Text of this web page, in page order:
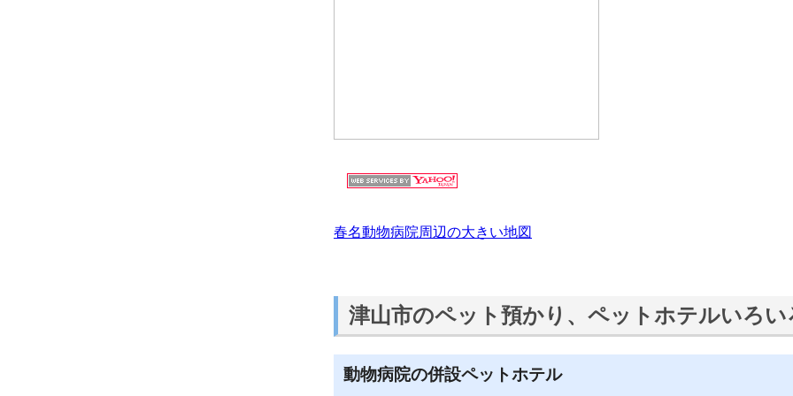
春名動物病院周辺の大きい地図
津山市のペット預かり、ペットホテルいろい
動物病院の併設ペットホテル